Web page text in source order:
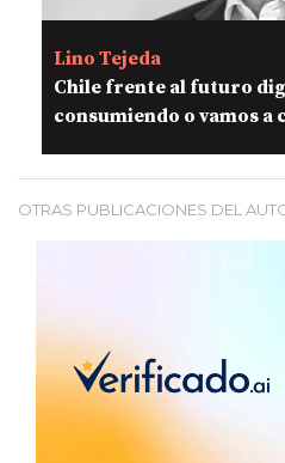
Lino Tejeda
Chile frente al futuro
consumiendo o vamos a
OTRAS PUBLICACIONES DEL